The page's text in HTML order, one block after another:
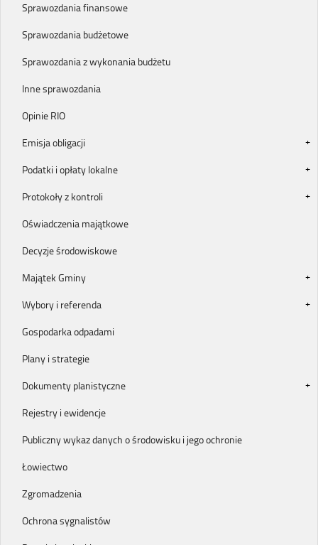
Sprawozdania finansowe
Sprawozdania budżetowe
Sprawozdania z wykonania budżetu
Inne sprawozdania
Opinie RIO
Emisja obligacji
Podatki i opłaty lokalne
Protokoły z kontroli
Oświadczenia majątkowe
Decyzje środowiskowe
Majątek Gminy
Wybory i referenda
Gospodarka odpadami
Plany i strategie
Dokumenty planistyczne
Rejestry i ewidencje
Publiczny wykaz danych o środowisku i jego ochronie
Łowiectwo
Zgromadzenia
Ochrona sygnalistów